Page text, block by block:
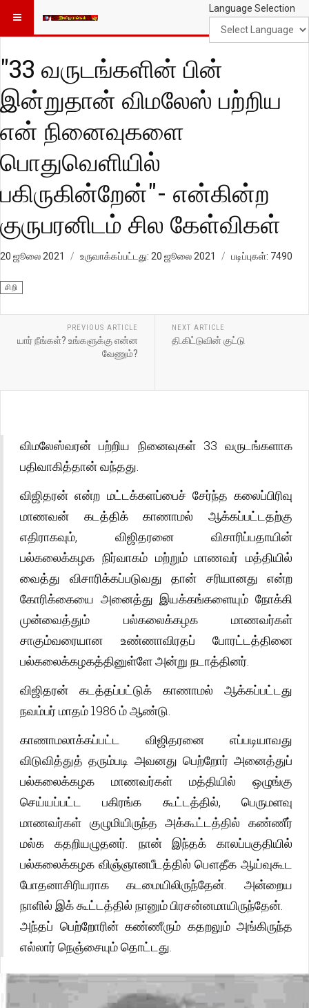
Language Selection
"33 வருடங்களின் பின்
இன்றுதான் விமலேஸ் பற்றிய
என் நினைவுகளை
பொதுவெளியில்
பகிருகின்றேன்"- என்கின்ற
குருபரனிடம் சில கேள்விகள்
20 ஜூலை 2021 உருவாக்கப்பட்டது: 20 ஜூலை 2021 படிப்புகள்: 7490
சிறி
PREVIOUS ARTICLE
யார் நீங்கள்? உங்களுக்கு என்ன
வேணும்?
NEXT ARTICLE
தி.கிட்டுவின் குட்டு
விமலேஸ்வரன் பற்றிய நினைவுகள் 33 வருடங்களாக
பதிவாகித்தான் வந்தது.
விஜிதரன் என்ற மட்டக்களப்பைச் சேர்ந்த கலைப்பிரிவு
மாணவன் கடத்திக் காணாமல் ஆக்கப்பட்டதற்கு
எதிராகவும், விஜிதரனை விசாரிப்பதாயின்
பல்கலைக்கழக நிர்வாகம் மற்றும் மாணவர் மத்தியில்
வைத்து விசாரிக்கப்படுவது தான் சரியானது என்ற
கோரிக்கையை அனைத்து இயக்கங்களையும் நோக்கி
முன்வைத்தும் பல்கலைக்கழக மாணவர்கள்
சாகும்வரையான உண்ணாவிரதப் போரட்டத்தினை
பல்கலைக்கழகத்தினுள்ளே அன்று நடாத்தினர்.
விஜிதரன் கடத்தப்பட்டுக் காணாமல் ஆக்கப்பட்டது
நவம்பர் மாதம் 1986 ம் ஆண்டு.
காணாமலாக்கப்பட்ட விஜிதரனை எப்படியாவது
விடுவித்துத் தரும்படி அவனது பெற்றோர் அனைத்துப்
பல்கலைக்கழக மாணவர்கள் மத்தியில் ஒழுங்கு
செய்யப்பட்ட பகிரங்க கூட்டத்தில், பெருமளவு
மாணவர்கள் குழுமியிருந்த அக்கூட்டத்தில் கண்ணீர்
மல்க கதறியழுதனர். நான் இந்தக் காலப்பகுதியில்
பல்கலைக்கழக விஞ்ஞானபீடத்தில் பௌதீக ஆய்வுகூட
போதனாசிரியராக கடமையிலிருந்தேன். அன்றைய
நாளில் இக் கூட்டத்தில் நானும் பிரசன்னமாயிருந்தேன்.
அந்தப் பெற்றோரின் கண்ணீரும் கதறலும் அங்கிருந்த
எல்லார் நெஞ்சையும் தொட்டது.